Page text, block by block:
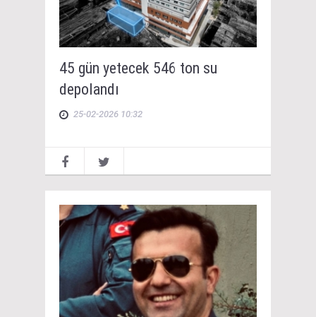
45 gün yetecek 546 ton su
depolandı
25-02-2026 10:32